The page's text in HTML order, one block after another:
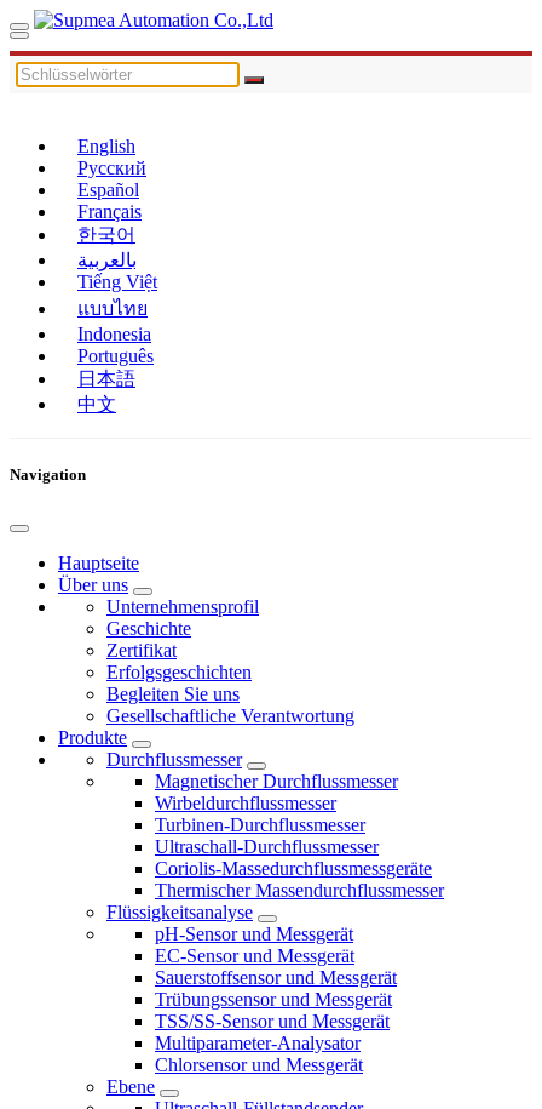
English
Русский
Español
Français
한국어
بالعربية
Tiếng Việt
แบบไทย
Indonesia
Português
日本語
中文
Navigation
Hauptseite
Über uns
Unternehmensprofil
Geschichte
Zertifikat
Erfolgsgeschichten
Begleiten Sie uns
Gesellschaftliche Verantwortung
Produkte
Durchflussmesser
Magnetischer Durchflussmesser
Wirbeldurchflussmesser
Turbinen-Durchflussmesser
Ultraschall-Durchflussmesser
Coriolis-Massedurchflussmessgeräte
Thermischer Massendurchflussmesser
Flüssigkeitsanalyse
pH-Sensor und Messgerät
EC-Sensor und Messgerät
Sauerstoffsensor und Messgerät
Trübungssensor und Messgerät
TSS/SS-Sensor und Messgerät
Multiparameter-Analysator
Chlorsensor und Messgerät
Ebene